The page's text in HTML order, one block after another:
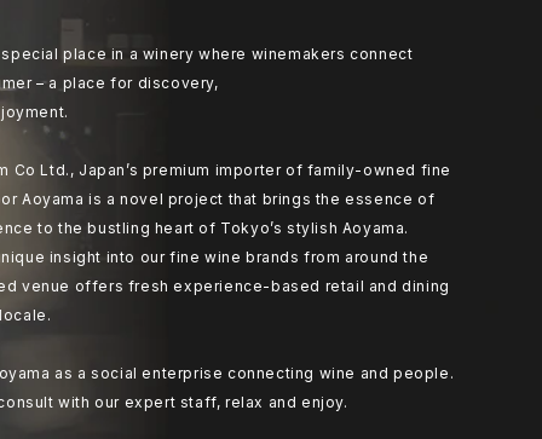
place in a winery where winemakers connect
– a place for discovery,
Co Ltd., Japan’s premium importer of family-owned fine
Aoyama is a novel project that brings the essence of
to the bustling heart of Tokyo’s stylish Aoyama.
insight into our fine wine brands from around the
venue offers fresh experience-based retail and dining
as a social enterprise connecting wine and people.
with our expert staff, relax and enjoy.